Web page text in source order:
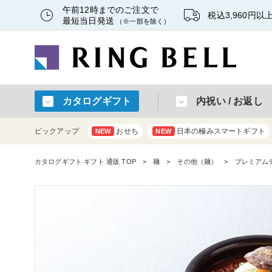
午前12時までのご注文で
最短当日発送
（※一部を除く）
税込3,960円以
カタログギフト 内祝い / お返し
ピックアップ NEW おせち NEW 日本の極みスマートギフト
カタログギフト ギフト 通販 TOP 麺 その他（麺） プレミア